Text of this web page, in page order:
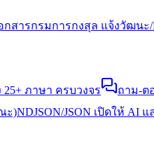
กสารกรมการกงสุล แจ้งวัฒนะ/
25+ ภาษา ครบวงจร ถาม-ต
ะ)NDJSON/JSON เปิดให้ AI